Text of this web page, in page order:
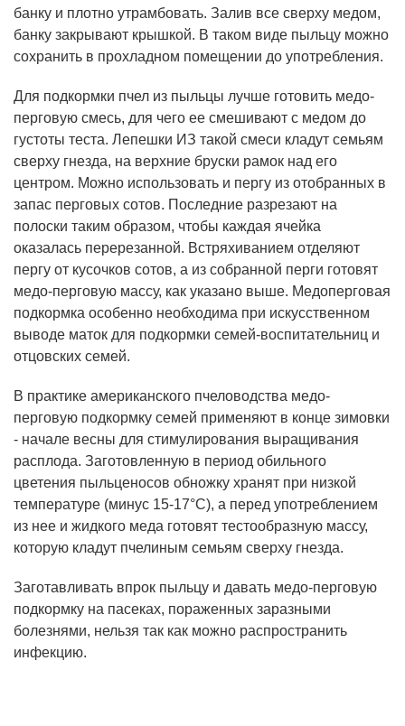
банку и плотно утрамбовать. Залив все сверху медом,
банку закрывают крышкой. В таком виде пыльцу можно
сохранить в прохладном помещении до употребления.
Для подкормки пчел из пыльцы лучше готовить медо-
перговую смесь, для чего ее смешивают с медом до
густоты теста. Лепешки ИЗ такой смеси кладут семьям
сверху гнезда, на верхние бруски рамок над его
центром. Можно использовать и пергу из отобранных в
запас перговых сотов. Последние разрезают на
полоски таким образом, чтобы каждая ячейка
оказалась перерезанной. Встряхиванием отделяют
пергу от кусочков сотов, а из собранной перги готовят
медо-перговую массу, как указано выше. Медоперговая
подкормка особенно необходима при искусственном
выводе маток для подкормки семей-воспитательниц и
отцовских семей.
В практике американского пчеловодства медо-
перговую подкормку семей применяют в конце зимовки
- начале весны для стимулирования выращивания
расплода. Заготовленную в период обильного
цветения пыльценосов обножку хранят при низкой
температуре (минус 15-17°С), а перед употреблением
из нее и жидкого меда готовят тестообразную массу,
которую кладут пчелиным семьям сверху гнезда.
Заготавливать впрок пыльцу и давать медо-перговую
подкормку на пасеках, пораженных заразными
болезнями, нельзя так как можно распространить
инфекцию.